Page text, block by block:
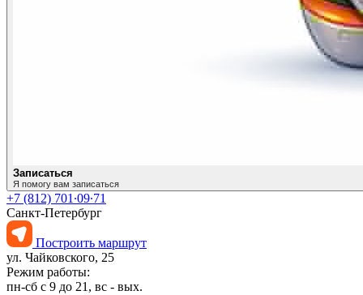
Записаться
Я помогу вам записаться
+7 (812) 701∙09∙71
Санкт-Петербург
Построить маршрут
ул. Чайковского, 25
Режим работы:
пн-сб с 9 до 21, вс - вых.